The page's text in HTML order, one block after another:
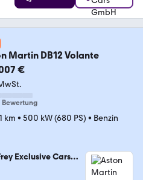
Martin DB12 Volante
€
Bewertung
km • 500 kW (680 PS) • Benzin
Exclusive Cars